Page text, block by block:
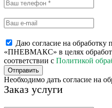
Даю согласие на
«ПНЕВМАКС» в целях
соответствии с Политикой
Отправить
Необходимо дать согласие на
Заказ услуги